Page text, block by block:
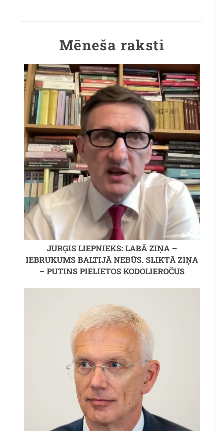
Mēneša raksti
JURĢIS LIEPNIEKS: LABĀ ZIŅA –
IEBRUKUMS BALTIJĀ NEBŪS. SLIKTĀ ZIŅA
– PUTINS PIELIETOS KODOLIEROČUS